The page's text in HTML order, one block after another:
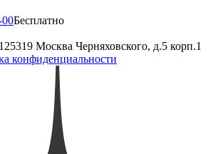
00Бесплатно
125319 Москва Черняховского, д.5 корп.1
конфиденциальности